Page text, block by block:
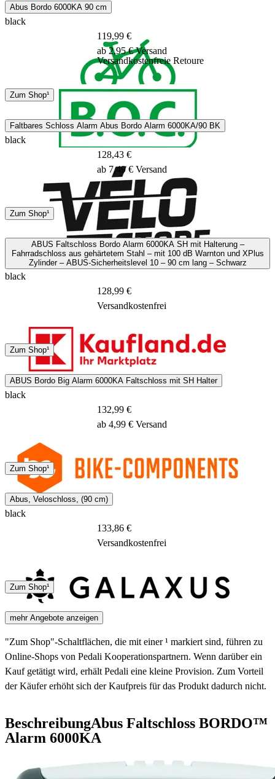
Abus Bordo 6000KA 90 cm
black
DHL
119,99 €
ab 2,95 € Versand
Versandkostenfreie Retoure
Zum Shop¹
Faltbares Schloss Alarm Abus Bordo Alarm 6000KA/90 BK
black
Hermes
128,43 €
ab 7,49 € Versand
Zum Shop¹
ABUS Faltschloss Bordo Alarm 6000KA SH mit Halterung –
Fahrradschloss aus gehärtetem Stahl – mit 100 dB Warnton und XPlus
Zylinder – ABUS-Sicherheitslevel 10 – 90 cm lang – Schwarz
black
DHL
3 - 8 Tage
128,99 €
Versandkostenfrei
Zum Shop¹
ABUS Bordo Big Alarm 6000KA Faltschloss mit SH Halter
black
DHL
2 - 4 Tage
132,99 €
ab 4,99 € Versand
Zum Shop¹
Abus, Veloschloss, (90 cm)
black
DHL
Sonstige
5 - 8 Tage
133,86 €
Versandkostenfrei
Zum Shop¹
mehr Angebote anzeigen
"Zum Shop"-Schaltflächen, die mit einer ¹ markiert sind, führen zu
Online-Shops von Pedali Kooperationspartnern. Wenn darüber ein
Kauf getätigt wird, erhält Pedali eine kleine Provision. Zum Vorteil
der Käufer erhöht sich der Kaufpreis für das Produkt dadurch nicht.
BeschreibungAbus Faltschloss BORDO™
Alarm 6000KA